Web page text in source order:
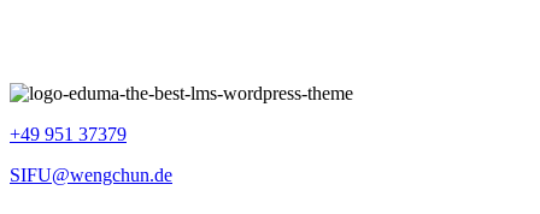
+49 951 37379
SIFU@wengchun.de